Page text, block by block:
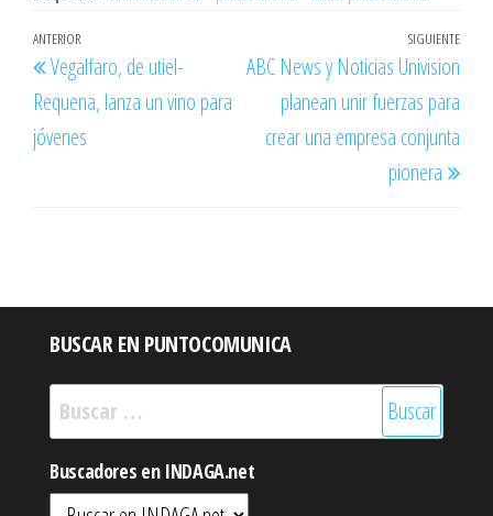
Navegación
de
entradas
Entrada
anterior
ANTERIOR
Vegalfaro, de utiel-
Requena, lanza un vino para
jóvenes
SIGUIENTE
ABC News y Noticias Univision
planean unir fuerzas para
crear una empresa conjunta
pionera
BUSCAR EN PUNTOCOMUNICA
Buscar:
Buscadores en INDAGA.net